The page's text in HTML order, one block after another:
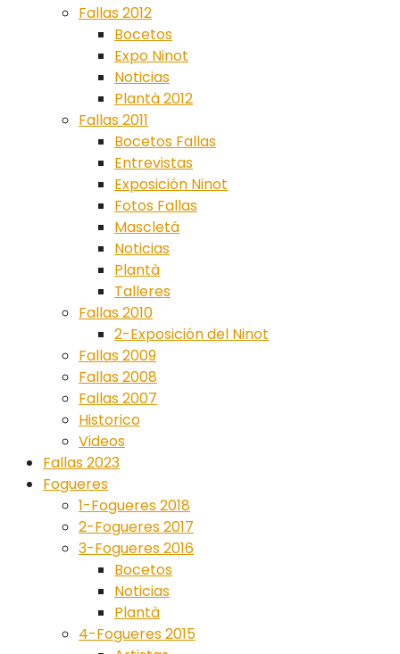
Fallas 2012
Bocetos
Expo Ninot
Noticias
Plantà 2012
Fallas 2011
Bocetos Fallas
Entrevistas
Exposición Ninot
Fotos Fallas
Mascletá
Noticias
Plantà
Talleres
Fallas 2010
2-Exposición del Ninot
Fallas 2009
Fallas 2008
Fallas 2007
Historico
Videos
Fallas 2023
Fogueres
1-Fogueres 2018
2-Fogueres 2017
3-Fogueres 2016
Bocetos
Noticias
Plantà
4-Fogueres 2015